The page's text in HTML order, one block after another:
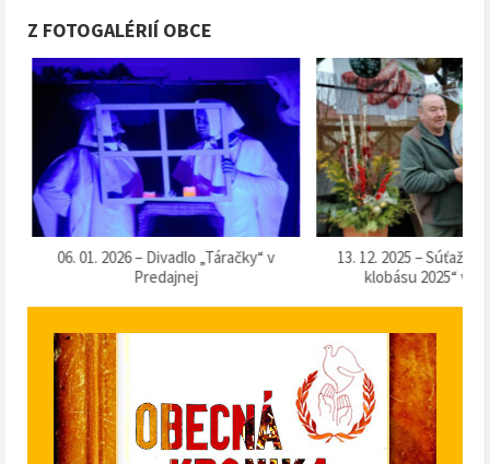
Z FOTOGALÉRIÍ OBCE
06. 01. 2026 – Divadlo „Táračky“ v
Predajnej
13. 12. 2025 – Súťaž o
klobásu 2025“ v